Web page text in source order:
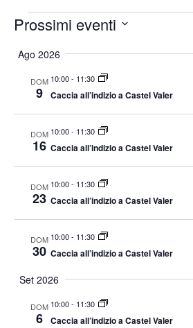
Eventi
Prossimi eventi
e
c
Ago 2026
DOM
9
10:00- 11:30
Caccia all’indizio a Castel Valer
DOM
16
10:00- 11:30
Caccia all’indizio a Castel Valer
DOM
23
10:00- 11:30
Caccia all’indizio a Castel Valer
DOM
30
10:00- 11:30
Caccia all’indizio a Castel Valer
Set 2026
DOM
6
10:00- 11:30
Caccia all’indizio a Castel Valer